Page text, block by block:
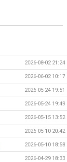
2026-08-02 21:24
2026-06-02 10:17
2026-05-24 19:51
2026-05-24 19:49
2026-05-15 13:52
2026-05-10 20:42
2026-05-10 18:58
2026-04-29 18:33